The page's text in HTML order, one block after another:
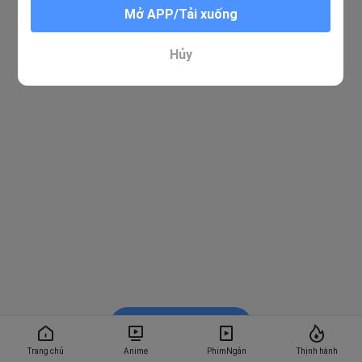
Trang chủ Anime PhimNgắn Thịnh hành
Mở APP/Tải xuống
Hủy
Xem trong BiliBili